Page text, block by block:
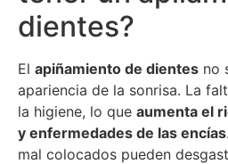
dientes?
El apiñamiento de dientes no
apariencia de la sonrisa. La
la higiene, lo que aumenta el
y enfermedades de las encías
mal colocados pueden